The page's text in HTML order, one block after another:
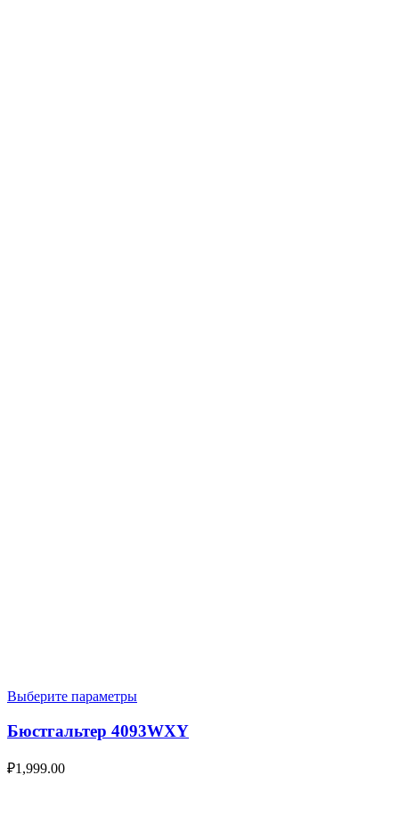
Выберите параметры
Бюстгальтер 4093WXY
₽1,999.00